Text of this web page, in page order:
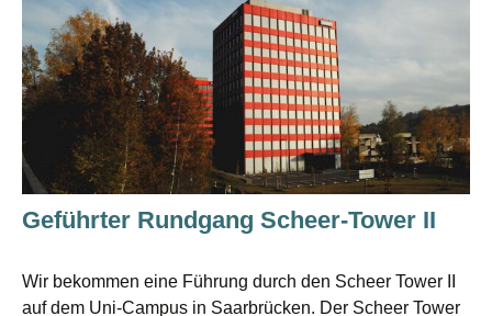
Geführter Rundgang Scheer-Tower II
Wir bekommen eine Führung durch den Scheer Tower II
auf dem Uni-Campus in Saarbrücken. Der Scheer Tower